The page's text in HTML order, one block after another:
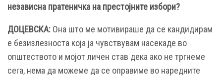
независна пратеничка на престојните избори?
ДОЦЕВСКА: Она што ме мотивираше да се кандидирам
е безизлезноста која ја чувствувам насекаде во
општеството и мојот личен став дека ако не тргнеме
сега, нема да можеме да се оправиме во наредните